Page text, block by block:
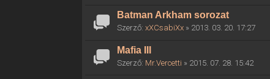
Batman Arkham sorozat
Szerző:xXCsabiXx » 2013. 03. 20. 17:27
Mafia III
Szerző: Mr.Vercetti » 2015. 07. 28. 15:42